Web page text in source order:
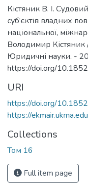
Кістяник В. І.
суб’єктів владних
національної,
Володимир
Юридичні науки. -
https://doi.org/
URI
https://doi.org/
https://
Collections
Том 16
Full item page